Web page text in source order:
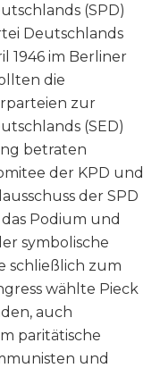
(SPD)
Deutschlands
1946 im Berliner
die
zur
(SED)
betraten
der KPD und
der SPD
Podium und
symbolische
schließlich zum
wählte Pieck
auch
paritätische
und